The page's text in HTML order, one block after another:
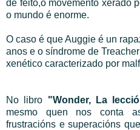
de feito,o movemento xerado
o mundo é enorme.
O caso é que Auggie é un
anos e o síndrome de
xenético caracterizado por
No libro "Wonder, La
mesmo quen nos conta
frustracións e superacións